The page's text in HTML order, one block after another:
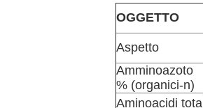
OGGETTO
Aspetto
Amminoazoto
% (organici-n)
Aminoacidi